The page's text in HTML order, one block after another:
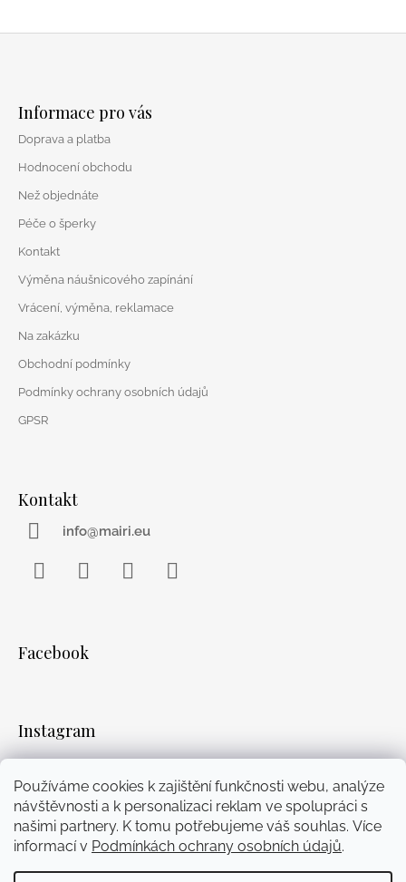
Používáme cookies k zajištění funkčnosti webu, analýze
návštěvnosti a k personalizaci reklam ve spolupráci s
našimi partnery. K tomu potřebujeme váš souhlas. Více
informací v Podmínkách ochrany osobních údajů.
Informace pro vás
Doprava a platba
Hodnocení obchodu
Než objednáte
Péče o šperky
Kontakt
Výměna náušnicového zapínání
Vrácení, výměna, reklamace
Na zakázku
Obchodní podmínky
Podmínky ochrany osobních údajů
GPSR
Kontakt
info@mairi.eu
Facebook
Instagram
Přijímáme online platby